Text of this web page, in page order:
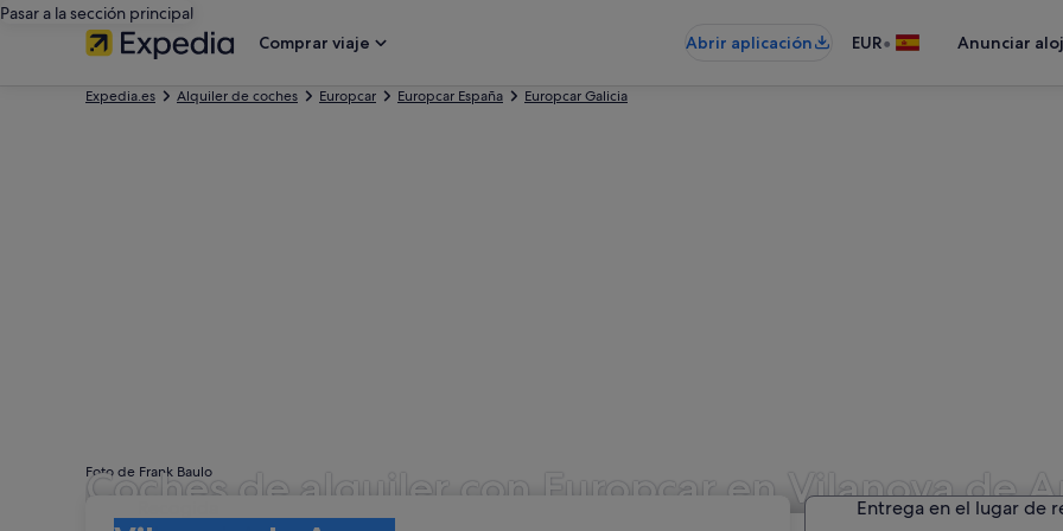
Pasar a la sección principal
Comprar viaje
Abrir aplicación EUR• Anunciar
Expedia.es Alquiler de coches Europcar Europcar España Europcar Galicia
Coches de alquiler con Europcar en Vilanova de
Foto de Frank Baulo
Entrega en el lugar de